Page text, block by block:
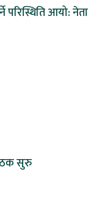
परिस्थिति आयो: नेता
सुरु